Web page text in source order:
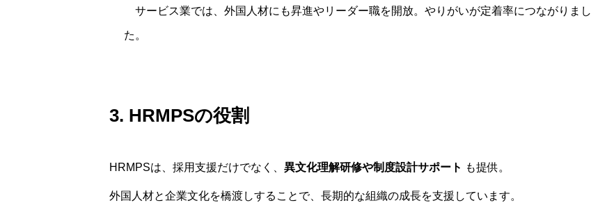
サービス業では、外国人材にも昇進やリーダー職を開放。やりがいが定着率につながりまし
た。
3. HRMPSの役割
HRMPSは、採用支援だけでなく、 異文化理解研修や制度設計サポート も提供。
外国人材と企業文化を橋渡しすることで、長期的な組織の成長を支援しています。